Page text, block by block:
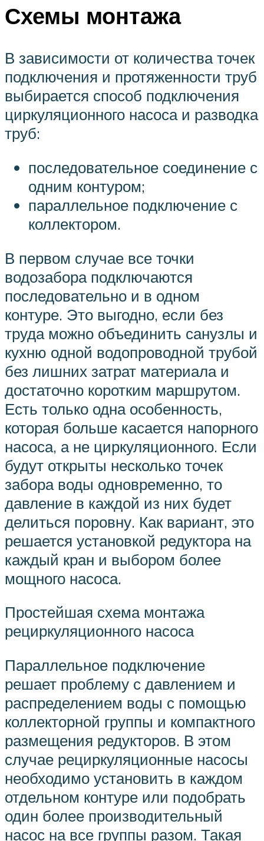
Схемы монтажа
В зависимости от количества точек
подключения и протяженности труб
выбирается способ подключения
циркуляционного насоса и разводка
труб:
последовательное соединение с
одним контуром;
параллельное подключение с
коллектором.
В первом случае все точки
водозабора подключаются
последовательно и в одном
контуре. Это выгодно, если без
труда можно объединить санузлы и
кухню одной водопроводной трубой
без лишних затрат материала и
достаточно коротким маршрутом.
Есть только одна особенность,
которая больше касается напорного
насоса, а не циркуляционного. Если
будут открыты несколько точек
забора воды одновременно, то
давление в каждой из них будет
делиться поровну. Как вариант, это
решается установкой редуктора на
каждый кран и выбором более
мощного насоса.
Простейшая схема монтажа
рециркуляционного насоса
Параллельное подключение
решает проблему с давлением и
распределением воды с помощью
коллекторной группы и компактного
размещения редукторов. В этом
случае рециркуляционные насосы
необходимо установить в каждом
отдельном контуре или подобрать
один более производительный
насос на все группы разом. Такая